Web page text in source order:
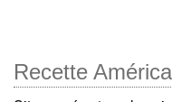
Recette